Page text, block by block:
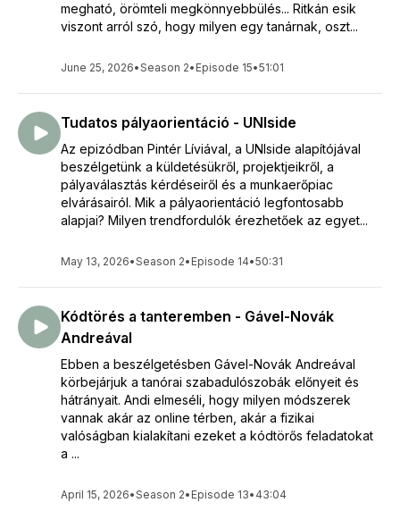
megható, örömteli megkönnyebbülés... Ritkán esik
viszont arról szó, hogy milyen egy tanárnak, oszt...
June 25, 2026•Season 2• Episode 15•51:01
Tudatos pályaorientáció - UNIside
Az epizódban Pintér Líviával, a UNIside alapítójával
beszélgetünk a küldetésükről, projektjeikről, a
pályaválasztás kérdéseiről és a munkaerőpiac
elvárásairól. Mik a pályaorientáció legfontosabb
alapjai? Milyen trendfordulók érezhetőek az egyet...
May 13, 2026•Season 2• Episode 14•50:31
Kódtörés a tanteremben - Gável-Novák
Andreával
Ebben a beszélgetésben Gável-Novák Andreával
körbejárjuk a tanórai szabadulószobák előnyeit és
hátrányait. Andi elmeséli, hogy milyen módszerek
vannak akár az online térben, akár a fizikai
valóságban kialakítani ezeket a kódtörős feladatokat
a ...
April 15, 2026•Season 2• Episode 13• 43:04